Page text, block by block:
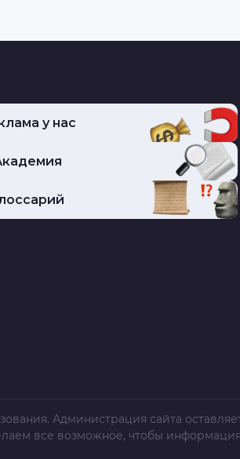
у нас
Администрация сайта
все возможное, чтобы